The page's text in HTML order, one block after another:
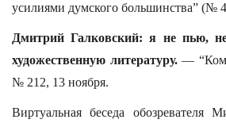
усилиями думского большинства” (№
Дмитрий Галковский: я не пью,
художественную литературу.—
№ 212, 13 ноября.
Виртуальная беседа